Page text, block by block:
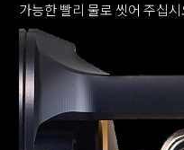
가능한 빨리 물로 씻어 주십